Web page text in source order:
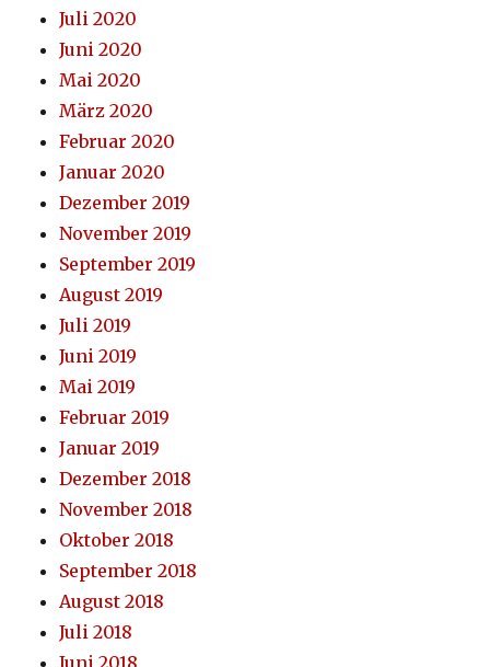
Juli 2020
Juni 2020
Mai 2020
März 2020
Februar 2020
Januar 2020
Dezember 2019
November 2019
September 2019
August 2019
Juli 2019
Juni 2019
Mai 2019
Februar 2019
Januar 2019
Dezember 2018
November 2018
Oktober 2018
September 2018
August 2018
Juli 2018
Juni 2018